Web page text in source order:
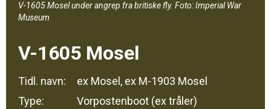
V-1605 Mosel under angrep fra britiske fly. Foto: Imperial War
Museum
V-1605 Mosel
Tidl. navn:
ex Mosel, ex M-1903 Mosel
Type:
Vorpostenboot (ex tråler)